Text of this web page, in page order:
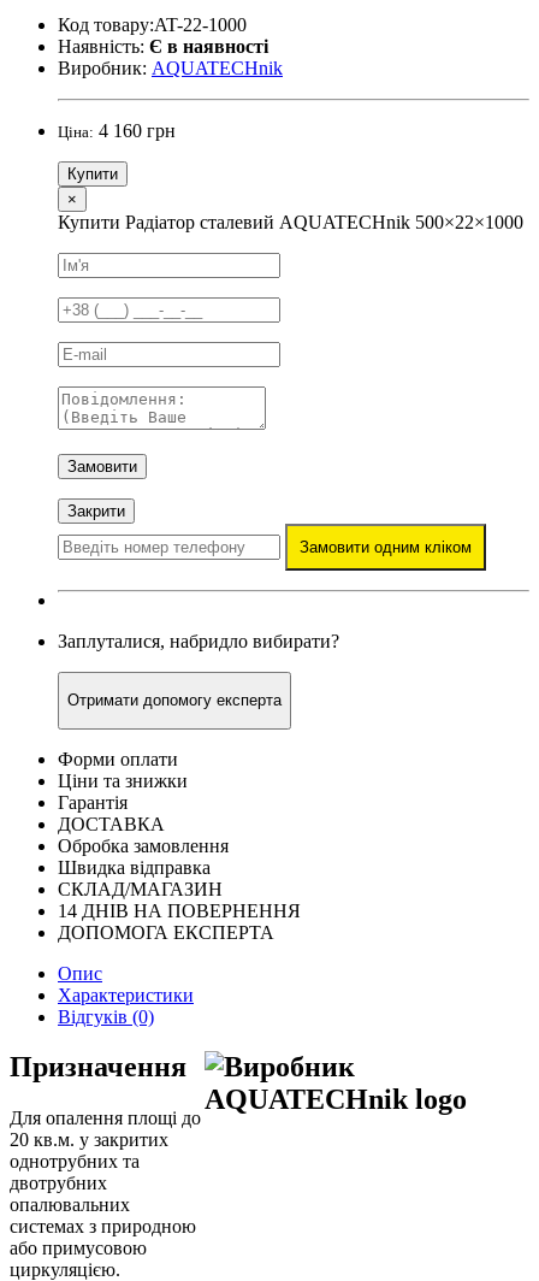
Код товару:AT-22-1000
Наявність: Є в наявності
Виробник: AQUATECHnik
Ціна: 4 160 грн
Купити
×
Купити Радіатор сталевий AQUATECHnik 500×22×1000
Замовити
Закрити
Замовити одним кліком
Заплуталися, набридло вибирати?
Отримати допомогу експерта
Форми оплати
Ціни та знижки
Гарантія
ДОСТАВКА
Обробка замовлення
Швидка відправка
СКЛАД/МАГАЗИН
14 ДНІВ НА ПОВЕРНЕННЯ
ДОПОМОГА ЕКСПЕРТА
Опис
Характеристики
Відгуків (0)
Призначення
Для опалення площі до
20 кв.м. у закритих
однотрубних та
двотрубних
опалювальних
системах з природною
або примусовою
циркуляцією.